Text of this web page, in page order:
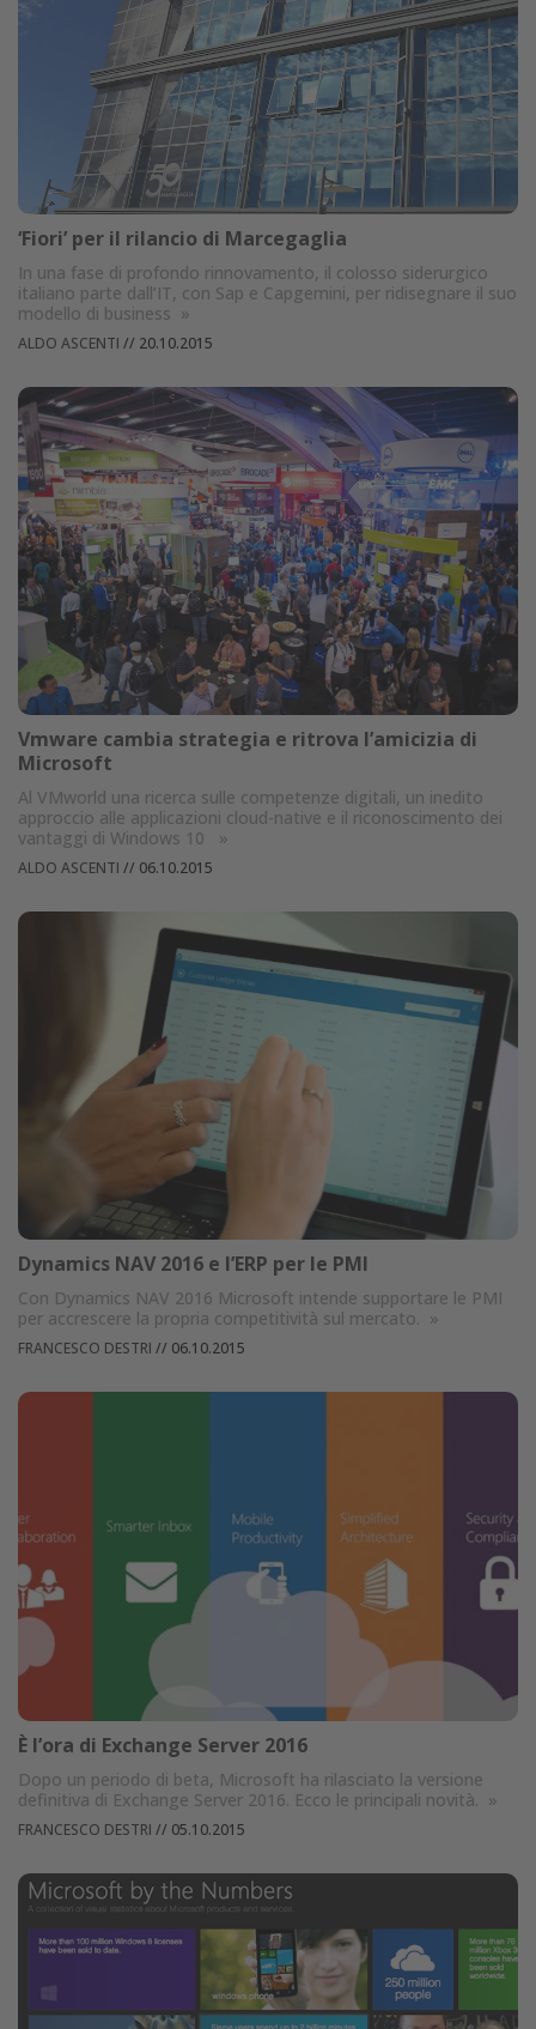
‘Fiori’ per il rilancio di Marcegaglia
In una fase di profondo rinnovamento, il colosso siderurgico
italiano parte dall’IT, con Sap e Capgemini, per ridisegnare il suo
modello di business »
ALDO ASCENTI // 20.10.2015
Vmware cambia strategia e ritrova l’amicizia di
Microsoft
Al VMworld una ricerca sulle competenze digitali, un inedito
approccio alle applicazioni cloud-native e il riconoscimento dei
vantaggi di Windows 10
»
ALDO ASCENTI // 06.10.2015
Dynamics NAV 2016 e l’ERP per le PMI
Con Dynamics NAV 2016 Microsoft intende supportare le PMI
per accrescere la propria competitività sul mercato. »
FRANCESCO DESTRI // 06.10.2015
È l’ora di Exchange Server 2016
Dopo un periodo di beta, Microsoft ha rilasciato la versione
definitiva di Exchange Server 2016. Ecco le principali novità. »
FRANCESCO DESTRI // 05.10.2015